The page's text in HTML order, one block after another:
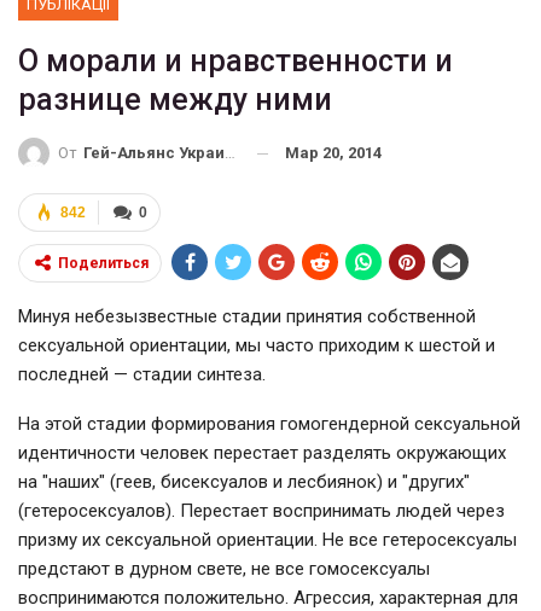
ПУБЛІКАЦІЇ
О морали и нравственности и
разнице между ними
От Гей-Альянс Украина Мар 20, 2014
0
842
Поделиться
Минуя небезызвестные стадии принятия собственной
сексуальной ориентации, мы часто приходим к шестой и
последней — стадии синтеза.
На этой стадии формирования гомогендерной сексуальной
идентичности человек перестает разделять окружающих
на "наших" (геев, бисексуалов и лесбиянок) и "других"
(гетеросексуалов). Перестает воспринимать людей через
призму их сексуальной ориентации. Не все гетеросексуалы
предстают в дурном свете, не все гомосексуалы
воспринимаются положительно. Агрессия, характерная для